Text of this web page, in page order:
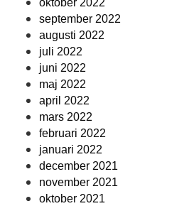
oktober 2022
september 2022
augusti 2022
juli 2022
juni 2022
maj 2022
april 2022
mars 2022
februari 2022
januari 2022
december 2021
november 2021
oktober 2021